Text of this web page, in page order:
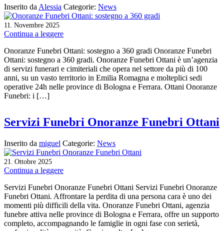
Inserito da Alessia Categorie: News
11 Novembre 2025
Continua a leggere
Onoranze Funebri Ottani: sostegno a 360 gradi Onoranze Funebri
Ottani: sostegno a 360 gradi. Onoranze Funebri Ottani è un’agenzia
di servizi funerari e cimiteriali che opera nel settore da più di 100
anni, su un vasto territorio in Emilia Romagna e molteplici sedi
operative 24h nelle province di Bologna e Ferrara. Ottani Onoranze
Funebri: i […]
Servizi Funebri Onoranze Funebri Ottani
Inserito da miguel Categorie: News
21 Ottobre 2025
Continua a leggere
Servizi Funebri Onoranze Funebri Ottani Servizi Funebri Onoranze
Funebri Ottani. Affrontare la perdita di una persona cara è uno dei
momenti più difficili della vita. Onoranze Funebri Ottani, agenzia
funebre attiva nelle province di Bologna e Ferrara, offre un supporto
completo, accompagnando le famiglie in ogni fase con serietà,